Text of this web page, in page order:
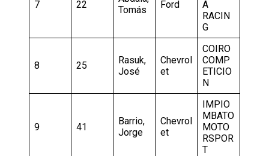
7 22
Tomás
Ford
A
RACIN
G
8 25
Rasuk,
José
Chevrol
et
COIRO
COMP
ETICIO
N
9 41
Barrio,
Jorge
Chevrol
et
IMPIO
MBATO
MOTO
RSPOR
T